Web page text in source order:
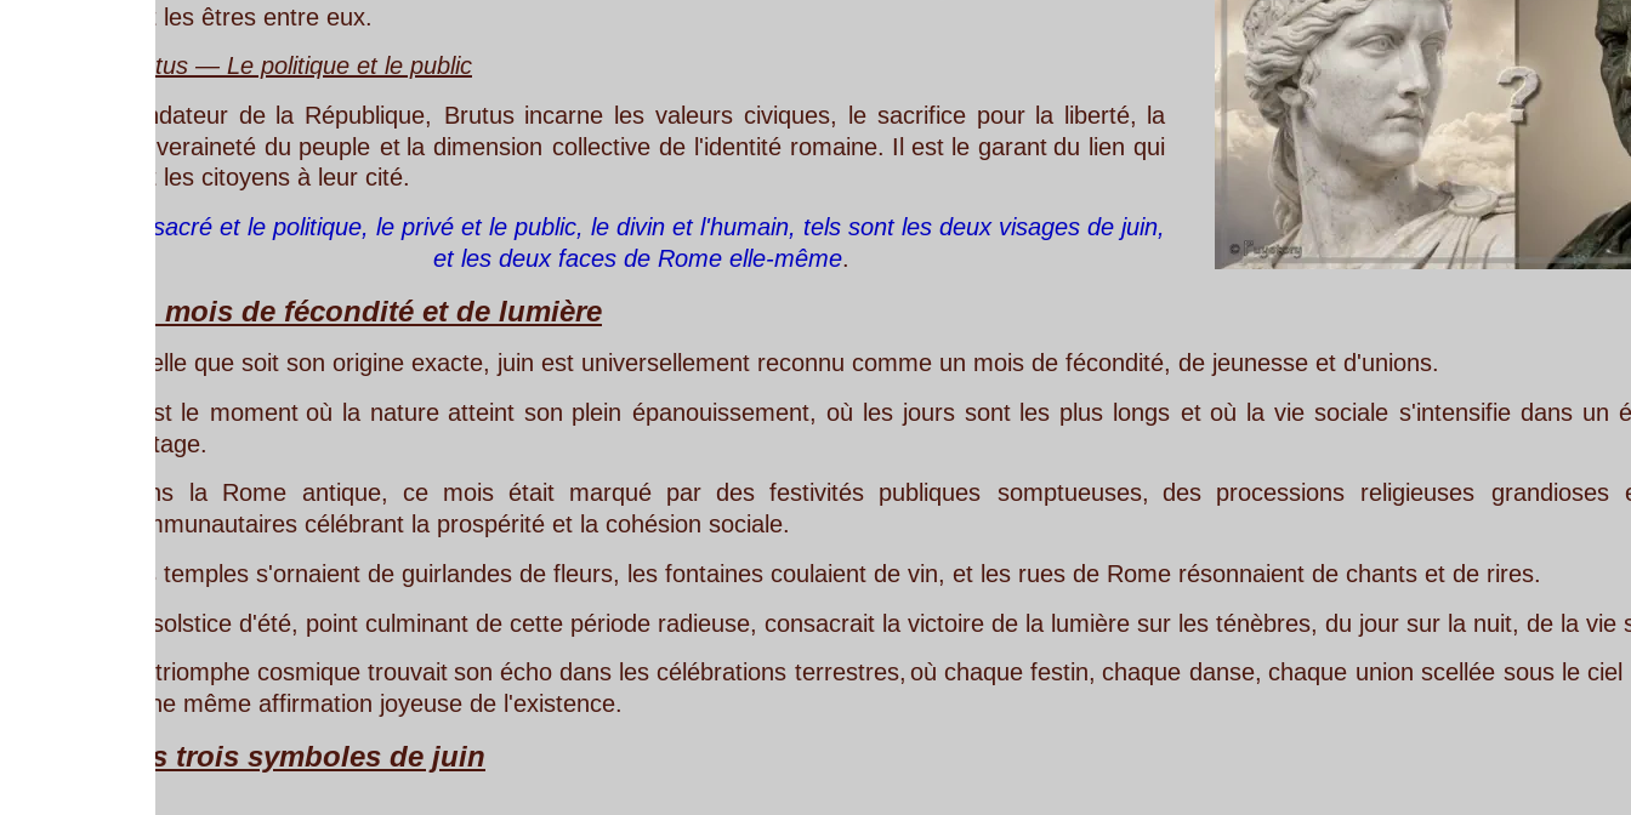
les êtres entre eux.
— Le politique et le public
République, Brutus incarne les valeurs civiques, le sacrifice pour la liberté, la
peuple et la dimension collective de l'identité romaine. Il est le garant du lien qui
les citoyens à leur cité.
et le politique, le privé et le public, le divin et l'humain, tels sont les deux visages de juin,
et les deux faces de Rome elle-même.
mois de fécondité et de lumière
que soit son origine exacte, juin est universellement reconnu comme un mois de fécondité, de jeunesse et d'unions.
où la nature atteint son plein épanouissement, où les jours sont les plus longs et où la vie sociale s'intensifie dans un élan de joie et
antique, ce mois était marqué par des festivités publiques somptueuses, des processions religieuses grandioses et des
célébrant la prospérité et la cohésion sociale.
temples s'ornaient de guirlandes de fleurs, les fontaines coulaient de vin, et les rues de Rome résonnaient de chants et de rires.
d'été, point culminant de cette période radieuse, consacrait la victoire de la lumière sur les ténèbres, du jour sur la nuit, de la vie sur la mort.
cosmique trouvait son écho dans les célébrations terrestres,où chaque festin, chaque danse, chaque union scellée sous le ciel de juin
même affirmation joyeuse de l'existence.
trois symboles de juin